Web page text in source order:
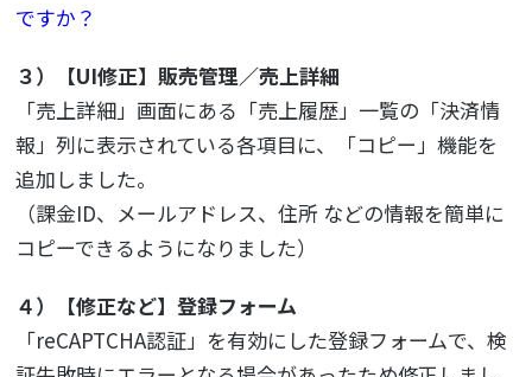
ですか？
３）【UI修正】販売管理／売上詳細
「売上詳細」画面にある「売上履歴」一覧の「決済情
報」列に表示されている各項目に、「コピー」機能を
追加しました。
（課金ID、メールアドレス、住所 などの情報を簡単に
コピーできるようになりました）
４）【修正など】登録フォーム
「reCAPTCHA認証」を有効にした登録フォームで、検